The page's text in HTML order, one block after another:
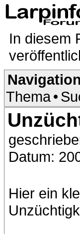
In diesem
Thema•
Datum:
Hier ein